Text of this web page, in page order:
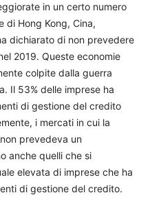
in un certo numero
di Hong Kong, Cina,
dichiarato di non prevedere
2019. Queste economie
colpite dalla guerra
Il 53% delle imprese ha
di gestione del credito
i mercati in cui la
prevedeva un
anche quelli che si
elevata di imprese che ha
di gestione del credito.